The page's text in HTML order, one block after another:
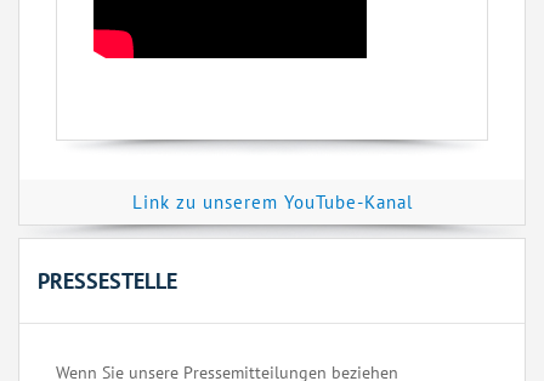
Link zu unserem YouTube-Kanal
PRESSESTELLE
Wenn Sie unsere Pressemitteilungen beziehen